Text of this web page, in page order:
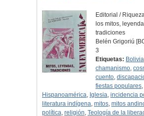
Editorial /
los mitos,
tradiciones
Belén Grigoriú
3
Etiquetas: Bolivia
chamanismo,
cuento,
fiestas populares,
Hispanoamérica, Iglesia, incidencia
literatura indígena, mitos, mitos
política, religión, Teología de la